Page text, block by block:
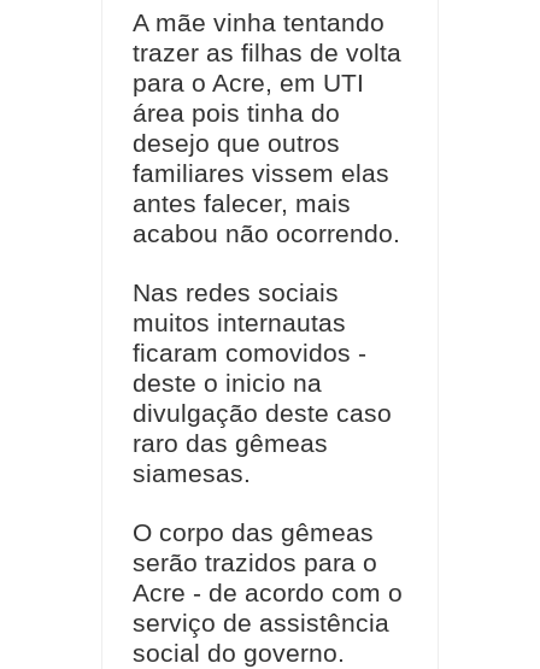
A mãe vinha tentando
trazer as filhas de volta
para o Acre, em UTI
área pois tinha do
desejo que outros
familiares vissem elas
antes falecer, mais
acabou não ocorrendo.
Nas redes sociais
muitos internautas
ficaram comovidos -
deste o inicio na
divulgação deste caso
raro das gêmeas
siamesas.
O corpo das gêmeas
serão trazidos para o
Acre - de acordo com o
serviço de assistência
social do governo.